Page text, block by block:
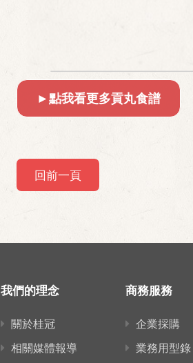
►點我看更多貢丸食譜
回前一頁
我們的理念
關於桂冠
相關媒體報導
商務服務
企業採購
業務用型錄